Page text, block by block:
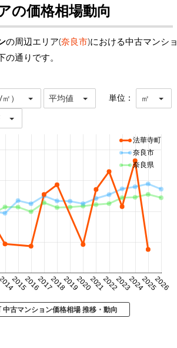
の価格相場動向
の周辺エリア(奈良市)における中古マンシ
通りです。
） 平均値 単位： ㎡
201520162017201820192020202120222023202420252026
法華寺町
奈良市
奈良県
中古マンション価格相場 推移・動向